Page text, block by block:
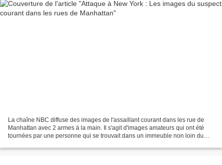
La chaîne NBC diffuse des images de l'assaillant courant dans les rue de
Manhattan avec 2 armes à la main. Il s'agit d'images amateurs qui ont été
tournées par une personne qui se trouvait dans un immeuble non loin du